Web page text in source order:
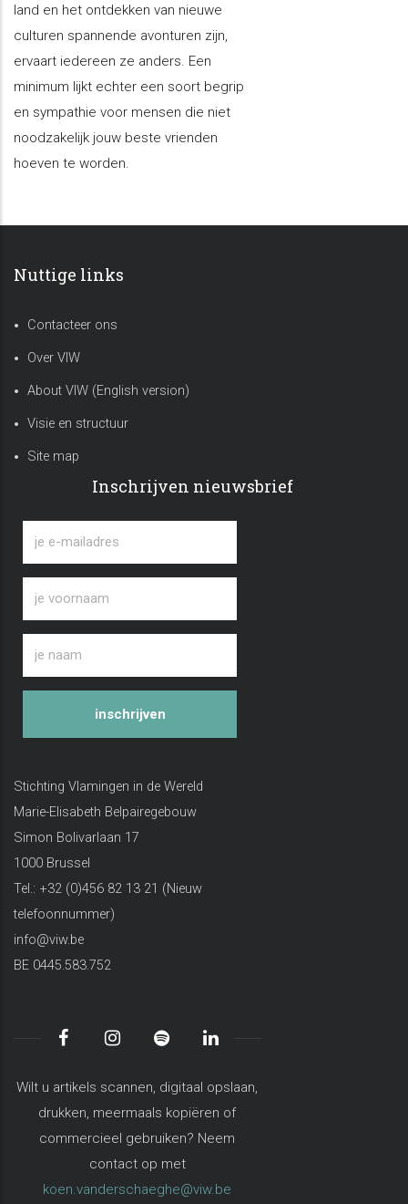
land en het ontdekken van nieuwe
culturen spannende avonturen zijn,
ervaart iedereen ze anders. Een
minimum lijkt echter een soort begrip
en sympathie voor mensen die niet
noodzakelijk jouw beste vrienden
hoeven te worden.
Nuttige links
Contacteer ons
Over VIW
About VIW (English version)
Visie en structuur
Site map
Inschrijven nieuwsbrief
inschrijven
Stichting Vlamingen in de Wereld
Marie-Elisabeth Belpairegebouw
Simon Bolivarlaan 17
1000 Brussel
Tel.: +32 (0)456 82 13 21 (Nieuw
telefoonnummer)
info@viw.be
BE 0445.583.752
Wilt u artikels scannen, digitaal opslaan,
drukken, meermaals kopiëren of
commercieel gebruiken? Neem
contact op met
koen.vanderschaeghe@viw.be